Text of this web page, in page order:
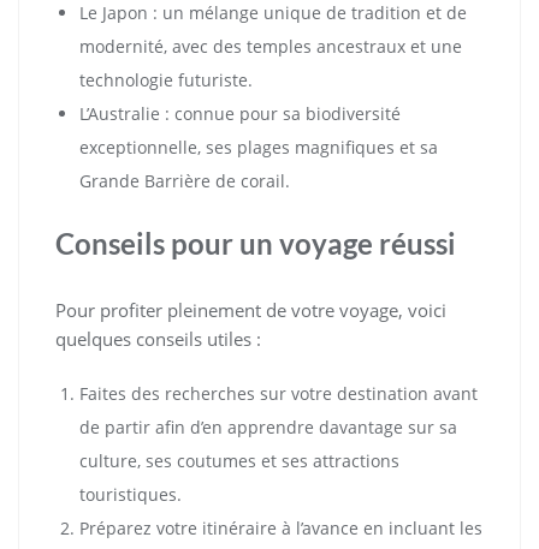
Le Japon : un mélange unique de tradition et de
modernité, avec des temples ancestraux et une
technologie futuriste.
L’Australie : connue pour sa biodiversité
exceptionnelle, ses plages magnifiques et sa
Grande Barrière de corail.
Conseils pour un voyage réussi
Pour profiter pleinement de votre voyage, voici
quelques conseils utiles :
Faites des recherches sur votre destination avant
de partir afin d’en apprendre davantage sur sa
culture, ses coutumes et ses attractions
touristiques.
Préparez votre itinéraire à l’avance en incluant les